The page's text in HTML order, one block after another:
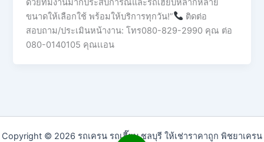
ขนาดให้เลือกใช้ พร้อมให้บริการทุกวัน!”
ติดต่อ
สอบถาม/ประเมินหน้างาน: โทร080-829-2990 คุณ ต่อ
080-0140105 คุณเเอน
Copyright © 2026 รถเครน รถเฮี๊ยบ ชลบุรี ให้เช่าราคาถูก พิชยาเครน